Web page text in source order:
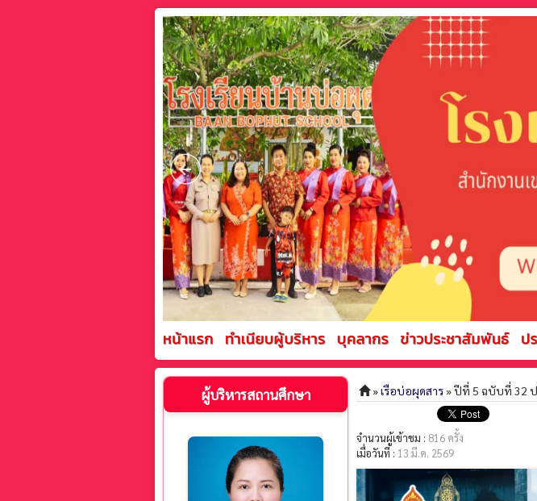
ผู้บริหารสถานศึกษา »เรือบ่อผุดสาร» ปีที่ 5 ฉบับที่ 32
จำนวนผู้เข้าชม : 816 ครั้ง
เมื่อวันที่ : 13 มี.ค. 2569